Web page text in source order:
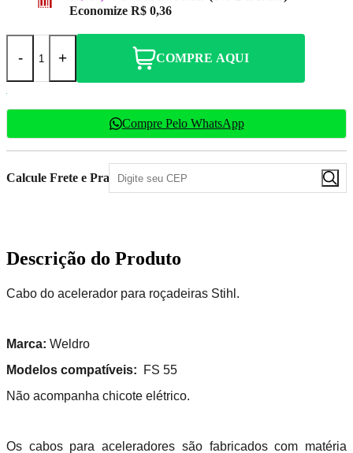
Economize R$ 0,36
- + COMPRE AQUI
Compre Pelo WhatsApp
Calcule Frete e Prazo
Descrição do Produto
Cabo do acelerador para roçadeiras Stihl.
Marca: Weldro
Modelos compatíveis:
FS 55
Não acompanha chicote elétrico.
Os cabos para aceleradores são fabricados com matéria